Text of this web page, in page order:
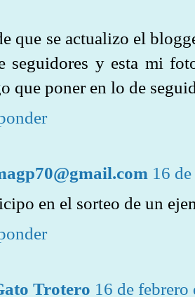
que se actualizo el
seguidores y esta mi
que poner en lo de
16
en el sorteo de un
Trotero 16 de